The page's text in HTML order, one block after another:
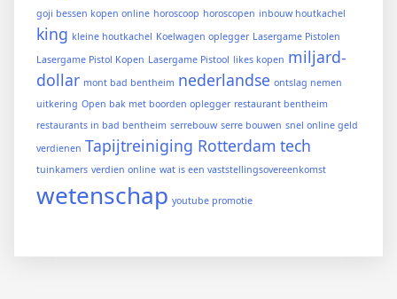
goji bessen kopen online horoscoop horoscopen inbouw houtkachel
king kleine houtkachel Koelwagen oplegger Lasergame Pistolen
Lasergame Pistol Kopen Lasergame Pistool likes kopen miljard-
dollar mont bad bentheim nederlandse ontslag nemen
uitkering Open bak met boorden oplegger restaurant bentheim
restaurants in bad bentheim serrebouw serre bouwen snel online geld
verdienen Tapijtreiniging Rotterdam tech
tuinkamers verdien online wat is een vaststellingsovereenkomst
wetenschap youtube promotie